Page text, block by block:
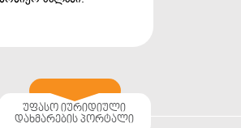
უფასო იურიდიული
დახმარების პორტალი